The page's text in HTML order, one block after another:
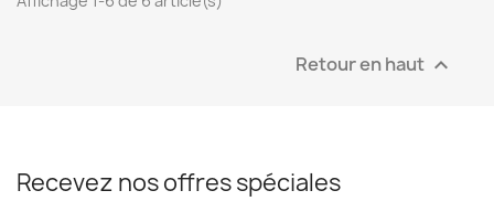
Retour en haut 
Recevez nos offres spéciales